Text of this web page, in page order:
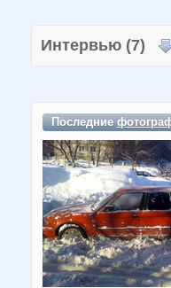
Интервью (7)
Последние